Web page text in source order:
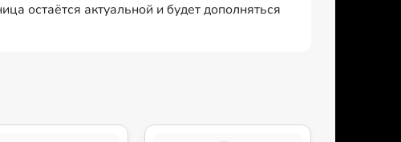
остаётся актуальной и будет дополняться